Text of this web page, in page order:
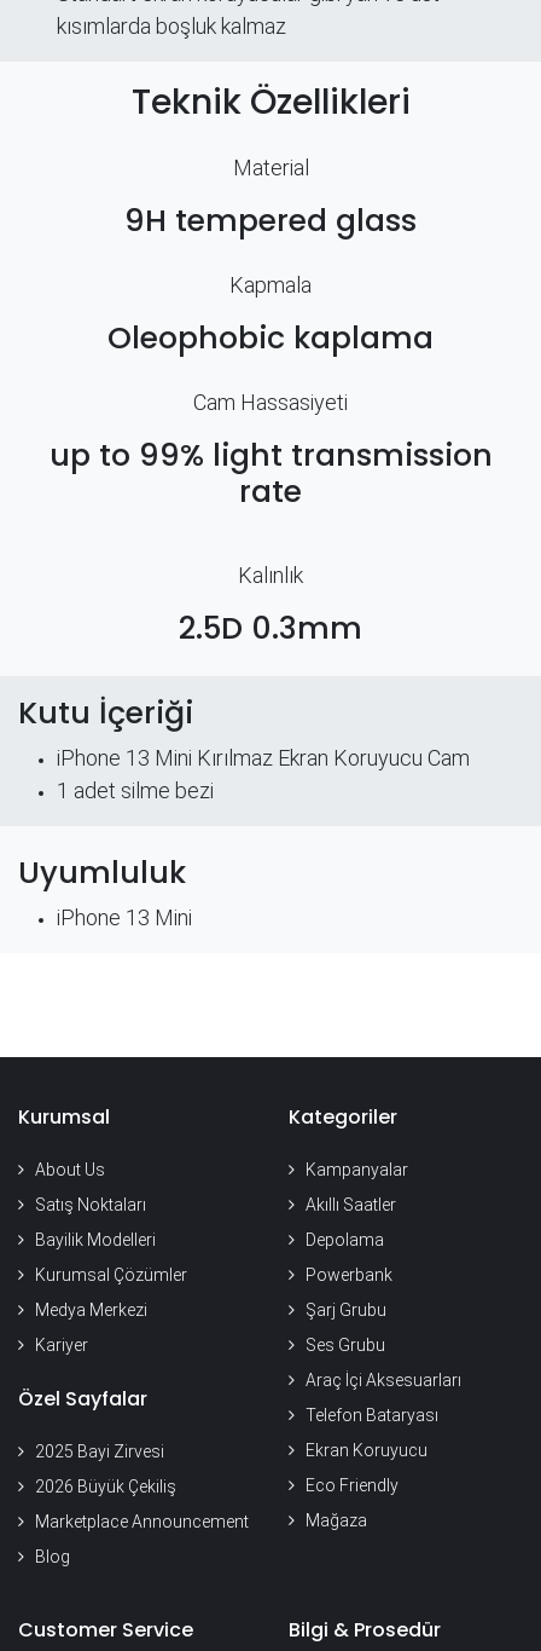
kısımlarda boşluk kalmaz
Teknik Özellikleri
Material
9H tempered glass
Kapmala
Oleophobic kaplama
Cam Hassasiyeti
up to 99% light transmission
rate
Kalınlık
2.5D 0.3mm
Kutu İçeriği
iPhone 13 Mini Kırılmaz Ekran Koruyucu Cam
​1 adet silme bezi
Uyumluluk
iPhone 13 Mini
Kurumsal
About Us
Satış Noktaları
Bayilik Modelleri
Kurumsal Çözümler
Medya Merkezi
Kariyer
Özel Sayfalar
2025 Bayi Zirvesi
2026 Büyük Çekiliş
Marketplace Announcement
Blog
Kategoriler
Kampanyalar
Akıllı Saatler
Depolama
Powerbank
Şarj Grubu
Ses Grubu
Araç İçi Aksesuarları
Telefon Bataryası
Ekran Koruyucu
Eco Friendly
Mağaza
Customer Service Bilgi & Prosedür